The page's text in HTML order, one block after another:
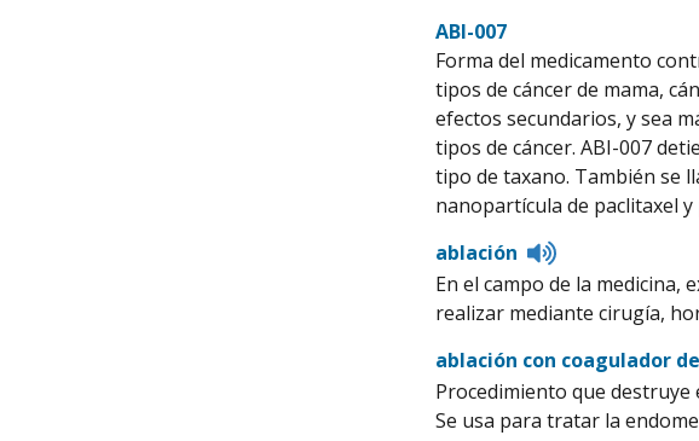
ABI-007
Forma del medicamento
tipos de cáncer de mama,
efectos secundarios, y sea
tipos de cáncer. ABI-007
tipo de taxano. También se
nanopartícula de paclitaxel
ablación
Listen
to
pronunciation
En el campo de la medicina,
realizar mediante cirugía,
ablación con coagulador
Procedimiento que
Se usa para tratar la